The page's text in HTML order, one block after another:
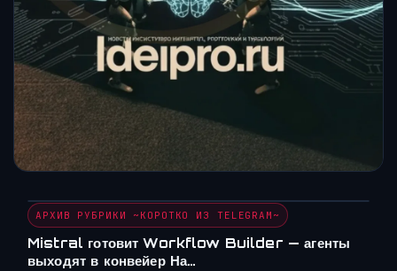
АРХИВ РУБРИКИ ~КОРОТКО ИЗ TELEGRAM~
Mistral готовит Workflow Builder — агенты
выходят в конвейер На…